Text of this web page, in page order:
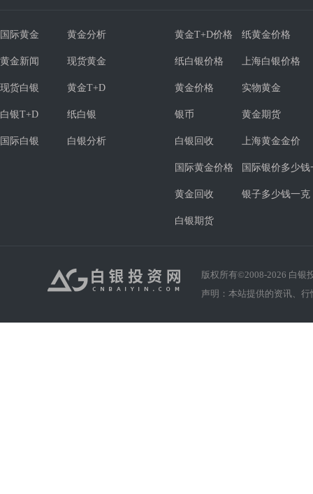
国际黄金 黄金分析
黄金新闻 现货黄金
现货白银 黄金T+D
白银T+D 纸白银
国际白银 白银分析
黄金T+D价格 纸黄金价格
纸白银价格 上海白银价格
黄金价格 实物黄金
银币 黄金期货
白银回收 上海黄金金价
国际黄金价格 国际银价多少钱
黄金回收 银子多少钱一克
白银期货
版权所有©2008-2026 白银
声明：本站提供的资讯、